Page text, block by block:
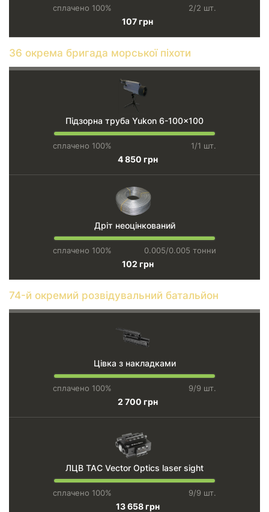
сплачено 100% 2/2 шт.
107 грн
36 окрема бригада морської піхоти
Підзорна труба Yukon 6-100x100
сплачено 100% 1/1 шт.
4 850 грн
Дріт неоцінкований
сплачено 100% 0.005/0.005 тонни
102 грн
74-й окремий розвідувальний батальйон
Цівка з накладками
сплачено 100% 9/9 шт.
2 700 грн
ЛЦВ TAC Vector Optics laser sight
сплачено 100% 9/9 шт.
13 658 грн